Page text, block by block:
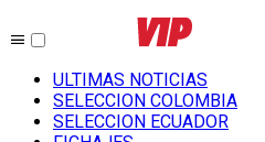
ULTIMAS NOTICIAS
SELECCION COLOMBIA
SELECCION ECUADOR